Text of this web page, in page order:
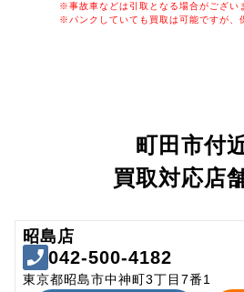
※事故車などは引取となる場合がござい
※パンクしていても買取は可能ですが、
町田市付
買取対応店
昭島店
042-500-4182
東京都昭島市中神町3丁目7番1